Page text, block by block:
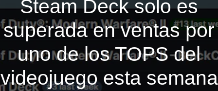
Steam Deck solo es
superada en ventas por
uno de los TOPS del
videojuego esta semana